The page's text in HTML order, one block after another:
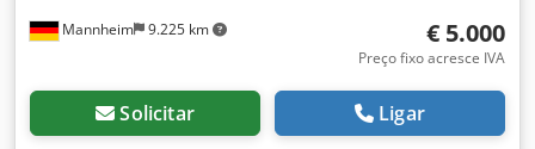
Mannheim 9.225 km € 5.000
Preço fixo acresce IVA
Solicitar Ligar